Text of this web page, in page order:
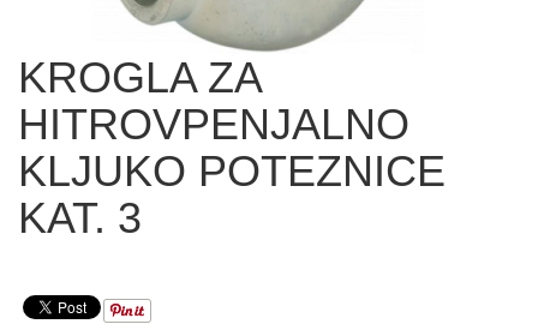
KROGLA ZA
HITROVPENJALNO
KLJUKO POTEZNICE
KAT. 3